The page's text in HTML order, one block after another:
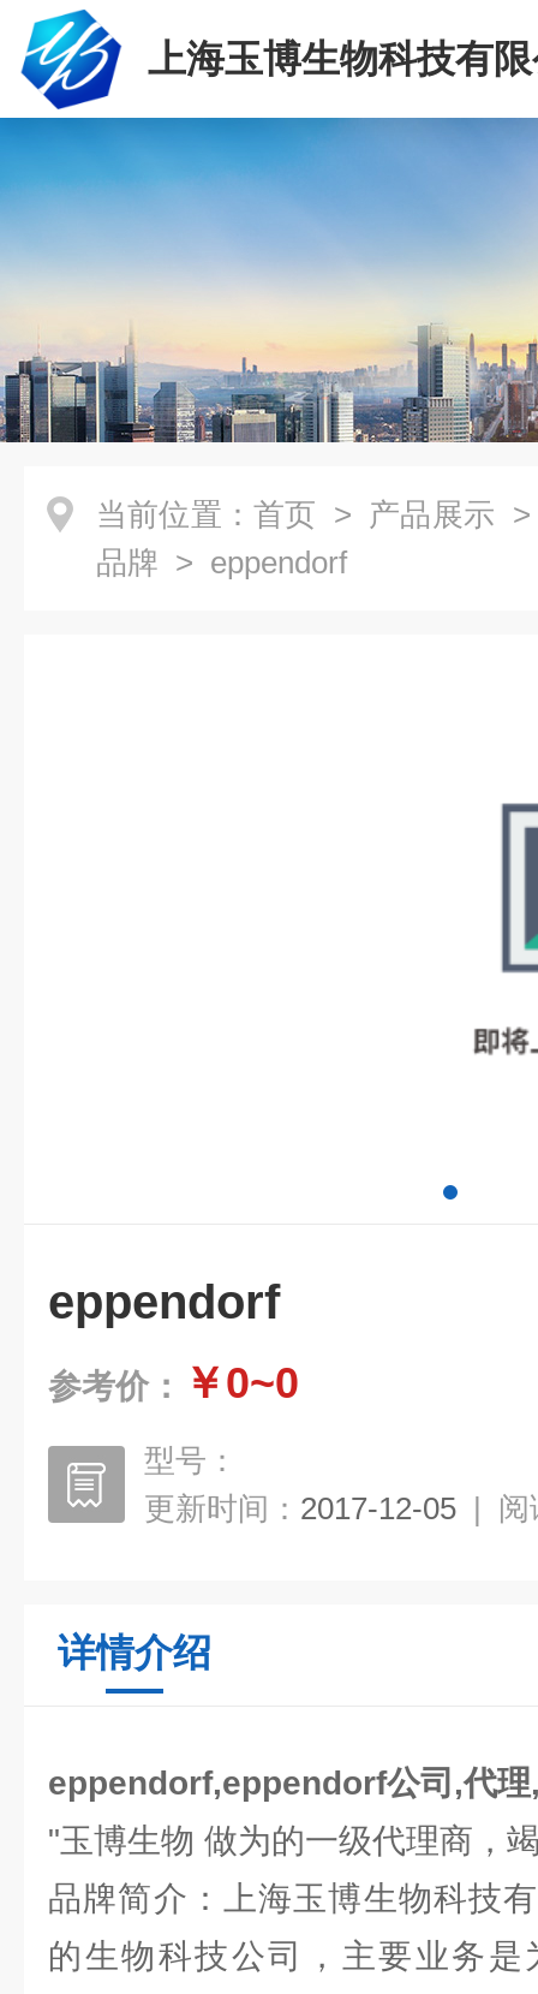
上海玉博生物科技有
当前位置： 首页 > 产品展示
品牌 > eppendorf
eppendorf
参考价： ￥0~0
型号：
更新时间： 2017-12-05 | 阅
详情介绍
eppendorf,eppendorf公司,代理
"玉博生物 做为的一级代理商，
品牌简介：上海玉博生物科技
的生物科技公司，主要业务